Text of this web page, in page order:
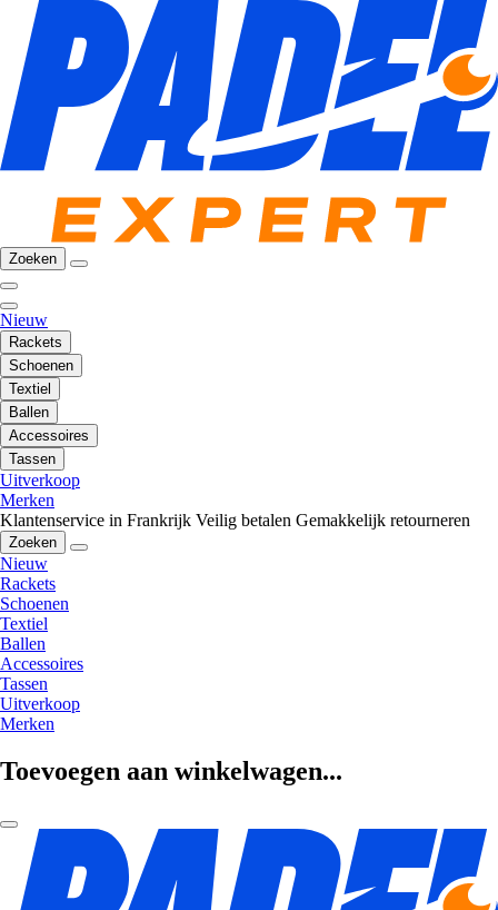
Zoeken
Nieuw
Rackets
Schoenen
Textiel
Ballen
Accessoires
Tassen
Uitverkoop
Merken
Klantenservice in Frankrijk Veilig betalen Gemakkelijk retourneren
Zoeken
Nieuw
Rackets
Schoenen
Textiel
Ballen
Accessoires
Tassen
Uitverkoop
Merken
Toevoegen aan winkelwagen...